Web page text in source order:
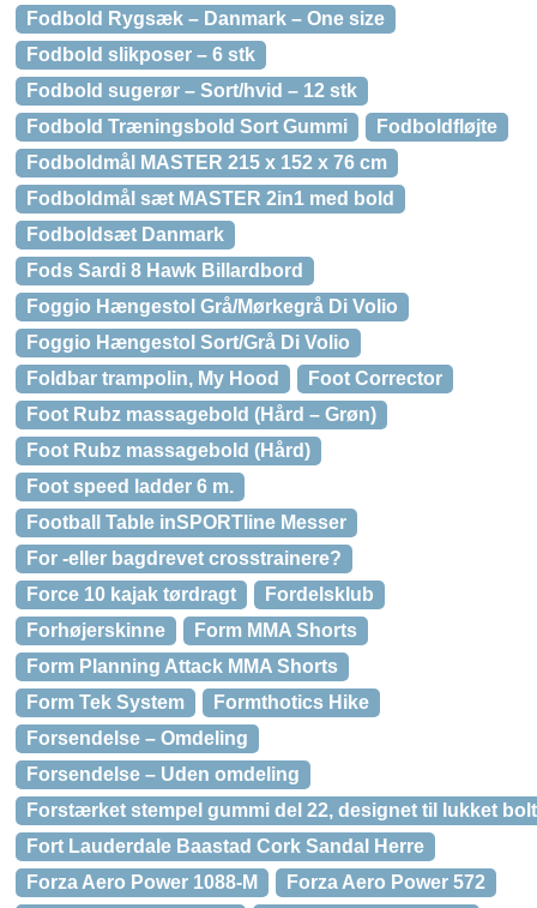
Fodbold Rygsæk – Danmark – One size
Fodbold slikposer – 6 stk
Fodbold sugerør – Sort/hvid – 12 stk
Fodbold Træningsbold Sort Gummi
Fodboldfløjte
Fodboldmål MASTER 215 x 152 x 76 cm
Fodboldmål sæt MASTER 2in1 med bold
Fodboldsæt Danmark
Fods Sardi 8 Hawk Billardbord
Foggio Hængestol Grå/Mørkegrå Di Volio
Foggio Hængestol Sort/Grå Di Volio
Foldbar trampolin, My Hood
Foot Corrector
Foot Rubz massagebold (Hård – Grøn)
Foot Rubz massagebold (Hård)
Foot speed ladder 6 m.
Football Table inSPORTline Messer
For -eller bagdrevet crosstrainere?
Force 10 kajak tørdragt
Fordelsklub
Forhøjerskinne
Form MMA Shorts
Form Planning Attack MMA Shorts
Form Tek System
Formthotics Hike
Forsendelse – Omdeling
Forsendelse – Uden omdeling
Forstærket stempel gummi del 22, designet til lukket
Fort Lauderdale Baastad Cork Sandal Herre
Forza Aero Power 1088-M
Forza Aero Power 572